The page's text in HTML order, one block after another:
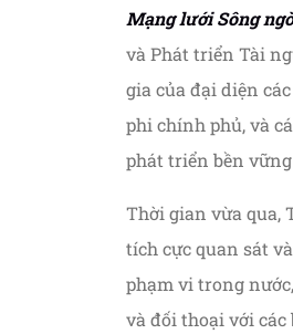
Mạng lưới Sông
và Phát triển Tài
gia của đại diện
phi chính phủ, và
phát triển bền
Thời gian vừa qua,
tích cực quan sát
phạm vi trong
và đối thoại với các